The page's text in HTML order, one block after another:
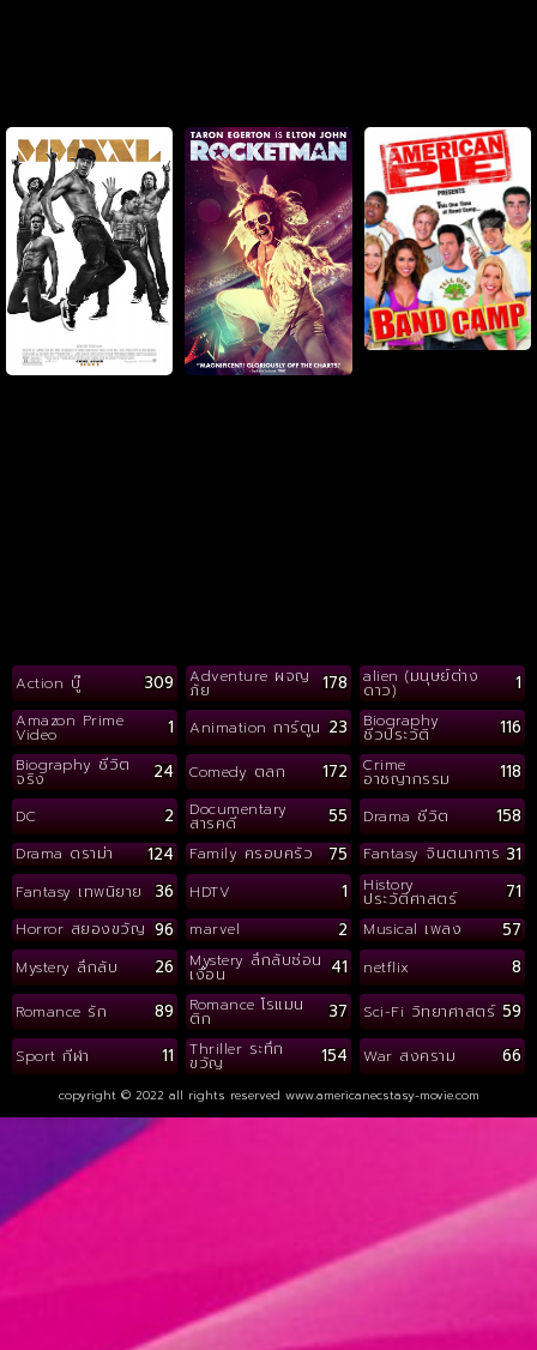
Action บู๊ 309 Adventure ผจญ
ภัย 178 alien (มนุษย์ต่าง
ดาว) 1
Amazon Prime
Video 1 Animation การ์ตูน 23 Biography
ชีวประวัติ 116
Biography ชีวิต
จริง 24 Comedy ตลก 172 Crime
อาชญากรรม 118
DC 2 Documentary
สารคดี 55 Drama ชีวิต 158
Drama ดราม่า 124 Family ครอบครัว 75 Fantasy จินตนาการ 31
Fantasy เทพนิยาย 36 HDTV 1 History
ประวัติศาสตร์ 71
Horror สยองขวัญ 96 marvel 2 Musical เพลง 57
Mystery ลึกลับ 26 Mystery ลึกลับซ่อน
เงื่อน 41 netflix 8
Romance รัก 89 Romance โรแมน
ติก 37 Sci-Fi วิทยาศาสตร์ 59
Sport กีฬา 11 Thriller ระทึก
ขวัญ 154 War สงคราม 66
copyright © 2022 all rights reserved www.americanecstasy-movie.com